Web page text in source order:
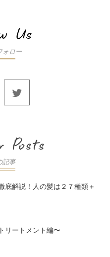
ォロー
記事
底解説！人の髪は２７種類＋
リートメント編〜